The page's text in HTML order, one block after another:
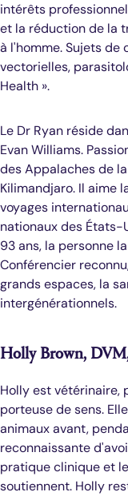
intérêts
et la réduction de la
à l'homme. Sujets de
vectorielles,
Health ».
Le Dr Ryan réside
Evan Williams.
des Appalaches de
Kilimandjaro. Il aime
voyages
nationaux des États-
93 ans, la personne
Conférencier
grands espaces, la
intergénérationnels.
Holly Brown,
Holly est
porteuse de sens.
animaux avant,
reconnaissante
pratique clinique et
soutiennent. Holly